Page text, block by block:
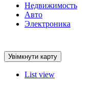
Недвижимость
Авто
Электроника
List view